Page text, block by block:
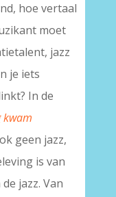
hoe vertaal
moet
jazz
je iets
In de
kwam
geen jazz,
is van
jazz. Van